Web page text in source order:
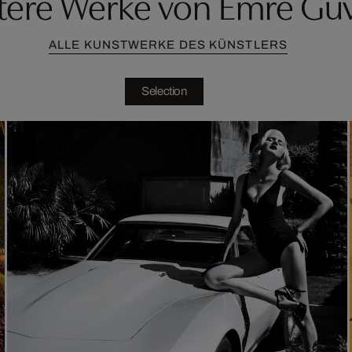
ALLE KUNSTWERKE DES KÜNSTLERS
Selection